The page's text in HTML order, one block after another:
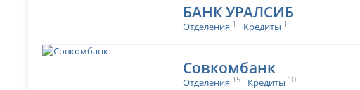
БАНК УРАЛСИБ
Отделения 1 Кредиты 1
Совкомбанк
Отделения 15 Кредиты 10